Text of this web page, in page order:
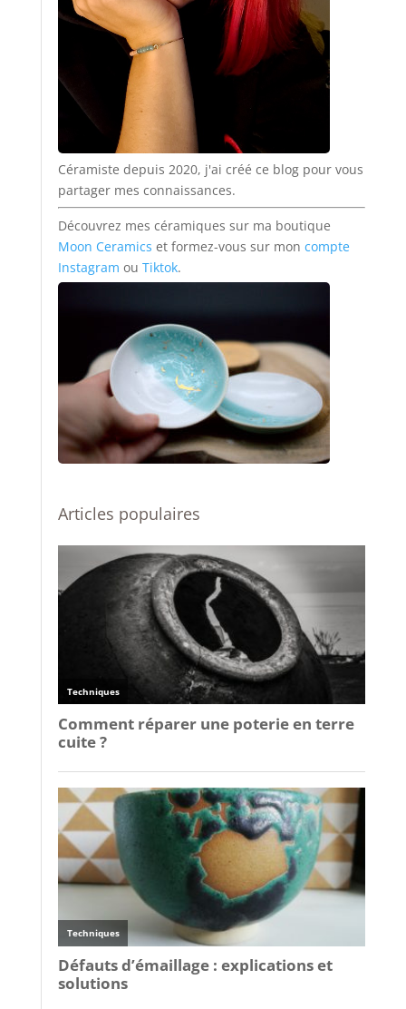
Céramiste depuis 2020, j'ai créé ce blog pour vous
partager mes connaissances.
Découvrez mes céramiques sur ma boutique
Moon Ceramics et formez-vous sur mon compte
Instagram ou Tiktok.
Articles populaires